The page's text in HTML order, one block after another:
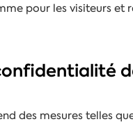
pour les visiteurs et
des mesures telles